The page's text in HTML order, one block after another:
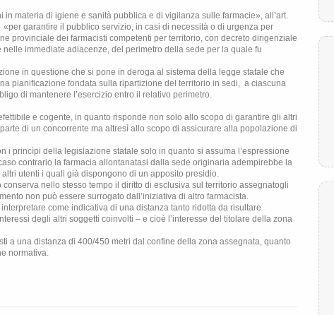
materia di igiene e sanità pubblica e di vigilanza sulle farmacie», all’art.
«per garantire il pubblico servizio, in casi di necessità o di urgenza per
provinciale dei farmacisti competenti per territorio, con decreto dirigenziale
immediate adiacenze, del perimetro della sede per la quale fu
in questione che si pone in deroga al sistema della legge statale che
pianificazione fondata sulla ripartizione del territorio in sedi, a ciascuna
di mantenere l’esercizio entro il relativo perimetro.
e cogente, in quanto risponde non solo allo scopo di garantire gli altri
di un concorrente ma altresì allo scopo di assicurare alla popolazione di
i princìpi della legislazione statale solo in quanto si assuma l’espressione
contrario la farmacia allontanatasi dalla sede originaria adempirebbe la
utenti i quali già dispongono di un apposito presidio.
nello stesso tempo il diritto di esclusiva sul territorio assegnatogli
non può essere surrogato dall’iniziativa di altro farmacista.
come indicativa di una distanza tanto ridotta da risultare
degli altri soggetti coinvolti – e cioè l’interesse del titolare della zona
a una distanza di 400/450 metri dal confine della zona assegnata, quanto
normativa.